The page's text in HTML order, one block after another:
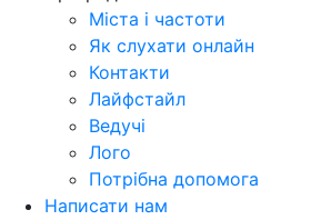
Міста і частоти
Як слухати онлайн
Контакти
Лайфстайл
Ведучі
Лого
Потрібна допомога
Написати нам